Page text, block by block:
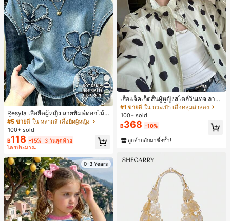
17
Resyla เสื้อยืดผู้หญิง ลายพิมพ์ดอกไม้สี
น้ำเงินวินเทจ เสื้อสำหรับออกไปเที่ยวฤ
ดูร้อน ดีไซน์กราฟิก สบายๆ อเนกประสง
ค์ สวมใส่ประจำวัน กลางแจ้ง ช้อปปิ้ง ท่
องเที่ยวกลางแจ้ง
#5 ขายดี ใน หลากสี เสื้อยืดผู้หญิง
100+ sold
฿118 -15% 3 วันสุดท้าย
โดยประมาณ
0-3 Years
เสื้อแจ็คเก็ตสั้นผู้หญิงสไตล์วินเทจ ลายจุ
ดขนาดใหญ่ คอตั้ง เอวเข้ารูป แขนพอง
ทรงหลวม แฟชั่นอเนกประสงค์ สำหรับใ
ส่ประจำวันและไปเที่ยวพักผ่อน
#1 ขายดี ใน กระเป๋า เสื้อคลุมลำลอง
100+ sold
฿368 -10%
ลูกค้ากลับมาซื้อซ้ำ!